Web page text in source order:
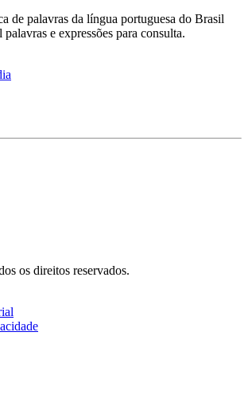
de palavras da língua portuguesa do Brasil
e expressões para consulta.
os direitos reservados.